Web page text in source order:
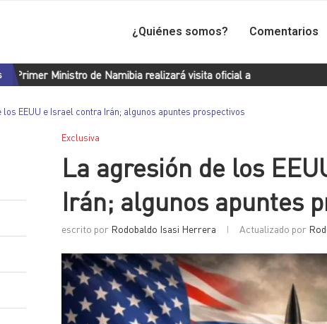
de Namibia realizará visita oficial a Cuba Presentan
¿Quiénes somos? Comentarios
los EEUU e Israel contra Irán; algunos apuntes prospectivos
Exclusiva
La agresión de los
Irán; algunos apuntes
escrito por Rodobaldo Isasi Herrera Actualizado por